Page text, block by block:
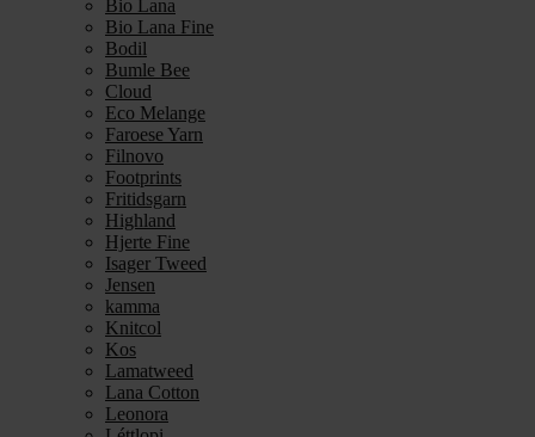
Bio Lana
Bio Lana Fine
Bodil
Bumle Bee
Cloud
Eco Melange
Faroese Yarn
Filnovo
Footprints
Fritidsgarn
Highland
Hjerte Fine
Isager Tweed
Jensen
kamma
Knitcol
Kos
Lamatweed
Lana Cotton
Leonora